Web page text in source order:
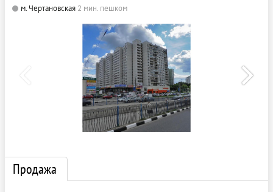
м. Чертановская 2 мин. пешком
Продажа